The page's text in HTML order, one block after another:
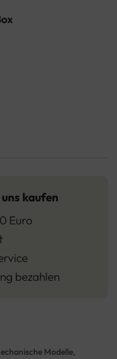
kaufen
Euro
bezahlen
Modelle,